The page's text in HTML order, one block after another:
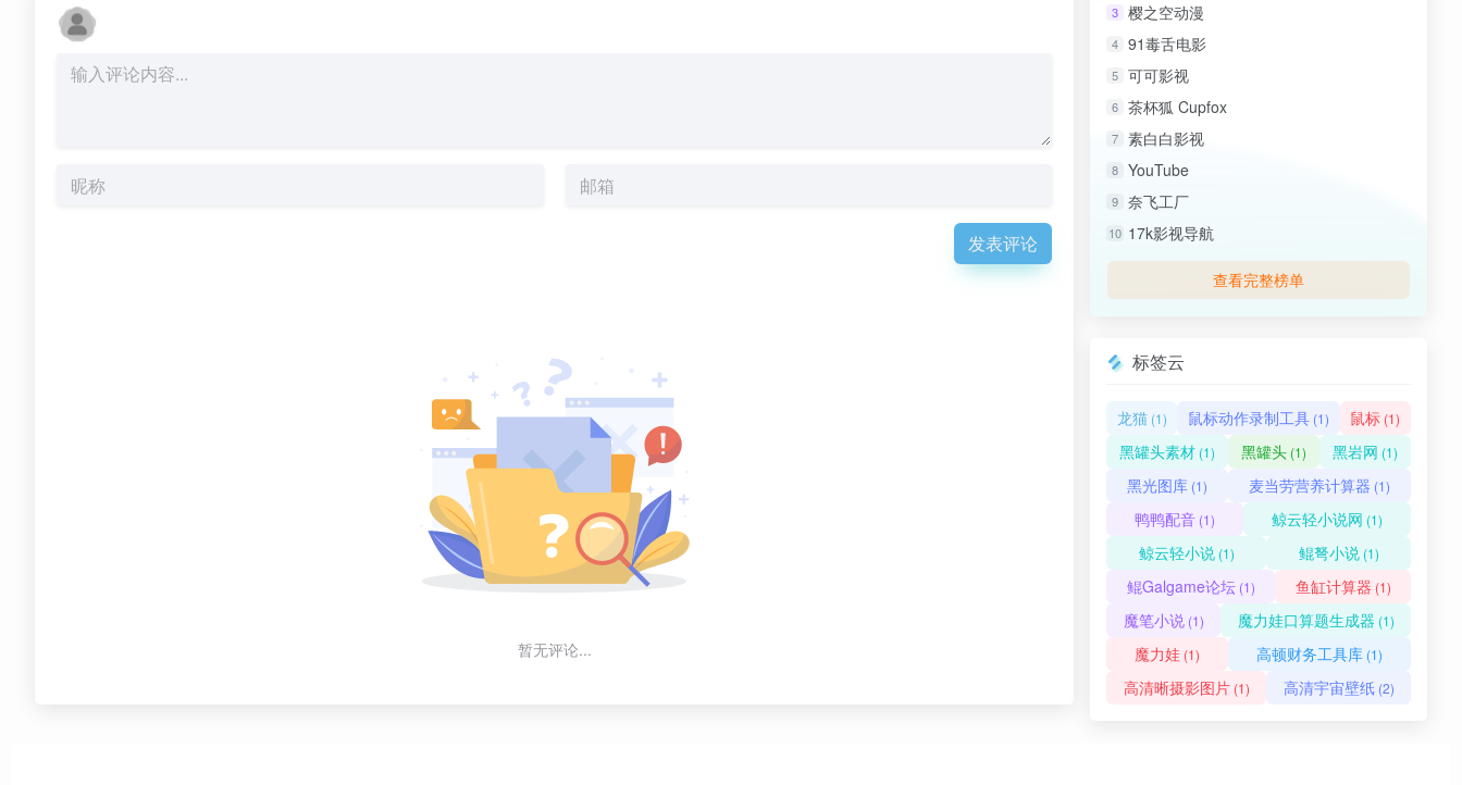
发表评论
暂无评论...
3 樱之空动漫
4 91毒舌电影
5 可可影视
6 茶杯狐 Cupfox
7 素白白影视
8 YouTube
9 奈飞工厂
10 17k影视导航
查看完整榜单
标签云
龙猫(1) 鼠标动作录制工具(1) 鼠标 (1)
黑罐头素材 (1) 黑罐头 (1) 黑岩网 (1)
黑光图库 (1) 麦当劳营养计算器 (1)
鸭鸭配音 (1) 鲸云轻小说网 (1)
鲸云轻小说(1) 鲲弩小说(1)
鲲Galgame论坛(1) 鱼缸计算器 (1)
魔笔小说(1) 魔力娃口算题生成器 (1)
魔力娃 (1) 高顿财务工具库 (1)
高清晰摄影图片(1) 高清宇宙壁纸(2)